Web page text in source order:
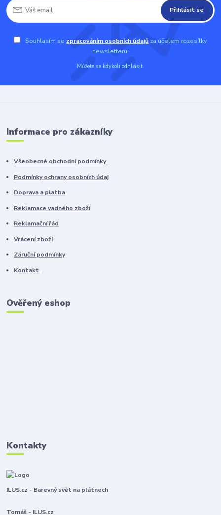
Přihlásit se
Souhlasím se zpracováním osobních údajů za účelem rozesílky
newsletteru.
Můžete se kdykoli odhlásit.
Informace pro zákazníky
Všeobecné obchodní podmínky
Podmínky ochrany osobních údaj
Doprava a platba
Reklamace vadného zboží
Reklamační řád
Vrácení zboží
Záruční podmínky
Kontakt
Ověřený eshop
Kontakty
ILUS.cz - Barevný svět na plátnech
Tomáš - ILUS.cz